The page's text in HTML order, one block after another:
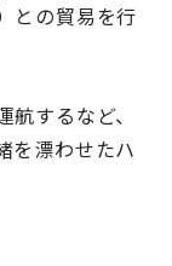
との貿易を行
するなど、
を漂わせたハ